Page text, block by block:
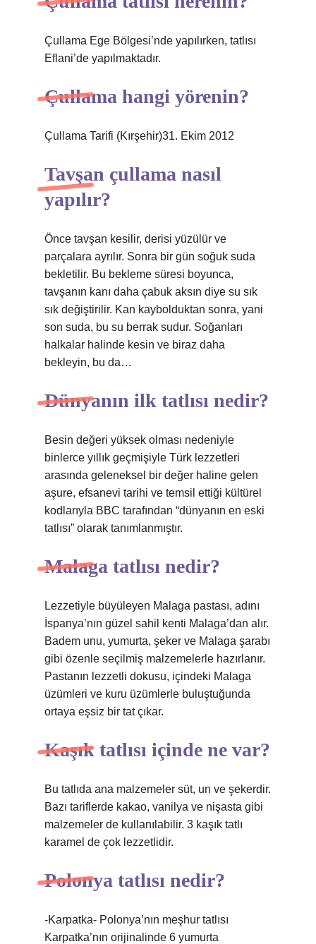
Çullama Ege Bölgesi’nde yapılırken, tatlısı
Eflani’de yapılmaktadır.
Çullama hangi yörenin?
Çullama Tarifi (Kırşehir)31. Ekim 2012
Tavşan çullama nasıl
yapılır?
Önce tavşan kesilir, derisi yüzülür ve
parçalara ayrılır. Sonra bir gün soğuk suda
bekletilir. Bu bekleme süresi boyunca,
tavşanın kanı daha çabuk aksın diye su sık
sık değiştirilir. Kan kaybolduktan sonra, yani
son suda, bu su berrak sudur. Soğanları
halkalar halinde kesin ve biraz daha
bekleyin, bu da…
Dünyanın ilk tatlısı nedir?
Besin değeri yüksek olması nedeniyle
binlerce yıllık geçmişiyle Türk lezzetleri
arasında geleneksel bir değer haline gelen
aşure, efsanevi tarihi ve temsil ettiği kültürel
kodlarıyla BBC tarafından “dünyanın en eski
tatlısı” olarak tanımlanmıştır.
Malaga tatlısı nedir?
Lezzetiyle büyüleyen Malaga pastası, adını
İspanya’nın güzel sahil kenti Malaga’dan alır.
Badem unu, yumurta, şeker ve Malaga şarabı
gibi özenle seçilmiş malzemelerle hazırlanır.
Pastanın lezzetli dokusu, içindeki Malaga
üzümleri ve kuru üzümlerle buluştuğunda
ortaya eşsiz bir tat çıkar.
Kaşık tatlısı içinde ne var?
Bu tatlıda ana malzemeler süt, un ve şekerdir.
Bazı tariflerde kakao, vanilya ve nişasta gibi
malzemeler de kullanılabilir. 3 kaşık tatlı
karamel de çok lezzetlidir.
Polonya tatlısı nedir?
-Karpatka- Polonya’nın meşhur tatlısı
Karpatka’nın orijinalinde 6 yumurta